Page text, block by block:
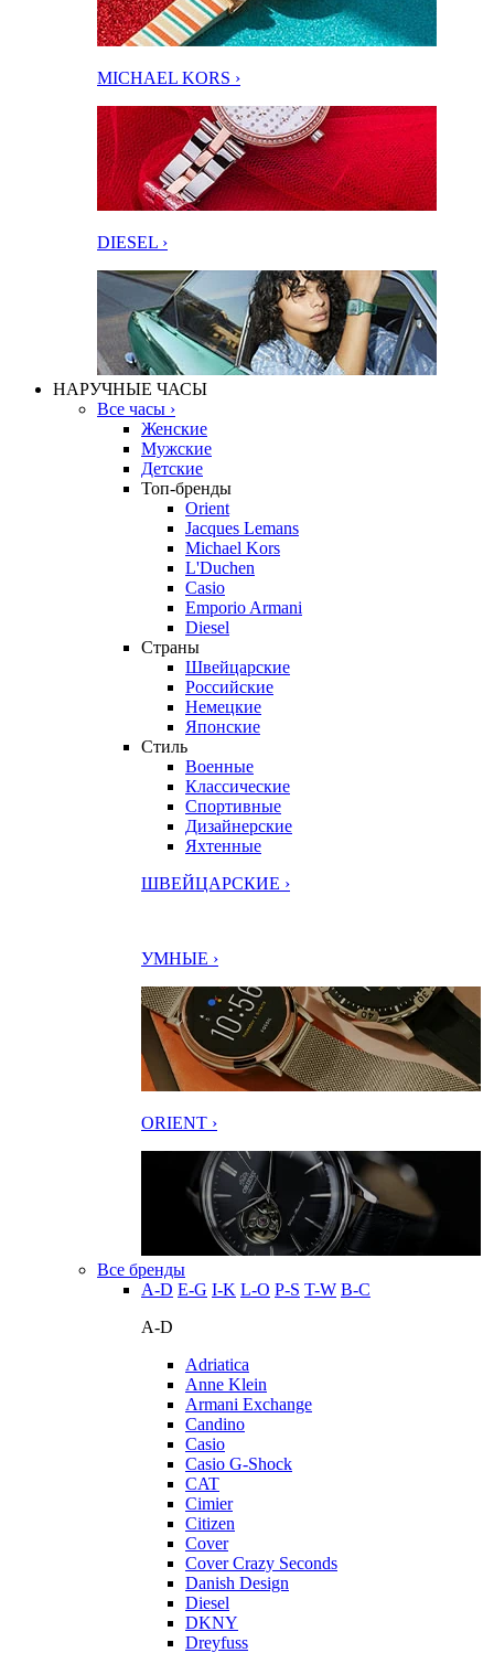
MICHAEL KORS ›
DIESEL ›
НАРУЧНЫЕ ЧАСЫ
Все часы ›
Женские
Мужские
Детские
Топ-бренды
Orient
Jacques Lemans
Michael Kors
L'Duchen
Casio
Emporio Armani
Diesel
Страны
Швейцарские
Российские
Немецкие
Японские
Стиль
Военные
Классические
Спортивные
Дизайнерские
Яхтенные
ШВЕЙЦАРСКИЕ ›
УМНЫЕ ›
ORIENT ›
Все бренды
A-D E-G I-K L-O P-S T-W В-С
A-D
Adriatica
Anne Klein
Armani Exchange
Candino
Casio
Casio G-Shock
CAT
Cimier
Citizen
Cover
Cover Crazy Seconds
Danish Design
Diesel
DKNY
Dreyfuss